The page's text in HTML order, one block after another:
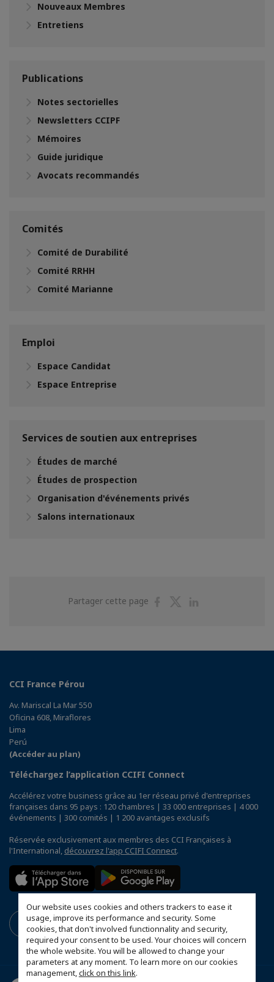
Our website uses cookies and others trackers to ease it
usage, improve its performance and security. Some
cookies, that don't involved functionnality and security,
required your consent to be used. Your choices will concern
the whole website. You will be allowed to change your
parameters at any moment. To learn more on our cookies
management,click on this link.
Nouveaux Membres
Entretiens
Publications
Notes sectorielles
Newsletters CCIPF
Mémoires
Guide juridique
Avocats recommandés
Comités
Comité de Durabilité
Comité RRHH
Comité Marianne
Emploi
Espace Candidat
Espace Entreprise
Services de soutien aux entreprises
Études de marché
Études de prospection
Organisation d'événements privés
Salons internationaux
Partager cette page
PartagerPartager
CCI France Pérou
Av. Mariscal La Mar 550
Oficina 608, Miraflores
Lima
Perú
(Accéder au plan)
Téléchargez l’application CCIFI Connect
Accélérez votre business grâce au 1er réseau privé d'entreprises
françaises dans 95 pays : 120 chambres | 33 000 entreprises | 4 000
événements | 300 comités | 1 200 avantages exclusifs
Réservée exclusivement aux membres des CCI Françaises à
l'International, découvrez l'app CCIFI Connect.